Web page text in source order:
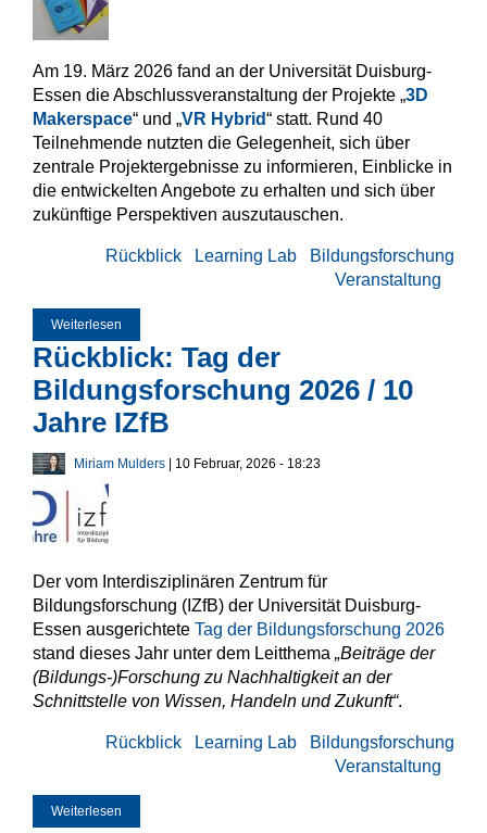
Am 19. März 2026 fand an der Universität Duisburg-
Essen die Abschlussveranstaltung der Projekte „3D
Makerspace“ und „VR Hybrid“ statt. Rund 40
Teilnehmende nutzten die Gelegenheit, sich über
zentrale Projektergebnisse zu informieren, Einblicke in
die entwickelten Angebote zu erhalten und sich über
zukünftige Perspektiven auszutauschen.
Bildungsforschung
Learning Lab
Rückblick
Veranstaltung
Weiterlesen
Makerspace und VR Hybrid
Rückblick: Tag der
Bildungsforschung 2026 / 10
Jahre IZfB
Miriam Mulders | 10 Februar, 2026 - 18:23
Der vom Interdisziplinären Zentrum für
Bildungsforschung (IZfB) der Universität Duisburg-
Essen ausgerichtete Tag der Bildungsforschung 2026
stand dieses Jahr unter dem Leitthema „Beiträge der
(Bildungs-)Forschung zu Nachhaltigkeit an der
Schnittstelle von Wissen, Handeln und Zukunft“.
Bildungsforschung
Learning Lab
Rückblick
Veranstaltung
Weiterlesen
IZfB